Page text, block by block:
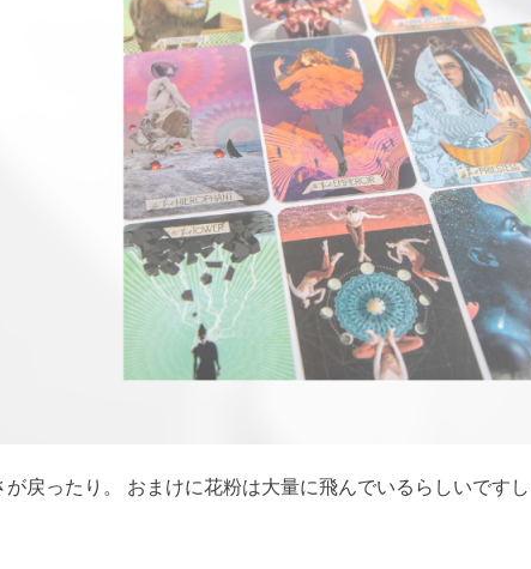
ったり。 おまけに花粉は大量に飛んでいるらしいですし